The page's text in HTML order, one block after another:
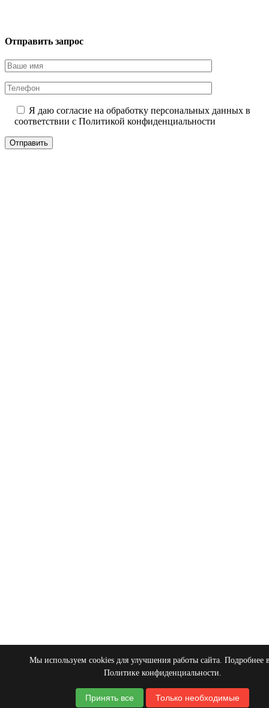
Отправить запрос
Я даю согласие на обработку персональных данных в
соответствии с Политикой конфиденциальности
Мы используем cookies для улучшения работы сайта. Подробнее
Политике конфиденциальности.
Принять все Только необходимые